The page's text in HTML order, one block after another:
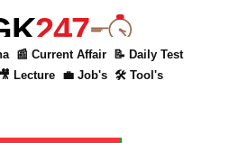
247
📰 Current Affair
📝 Daily Test
🎥 Lecture 💼 Job's 🛠 Tool's